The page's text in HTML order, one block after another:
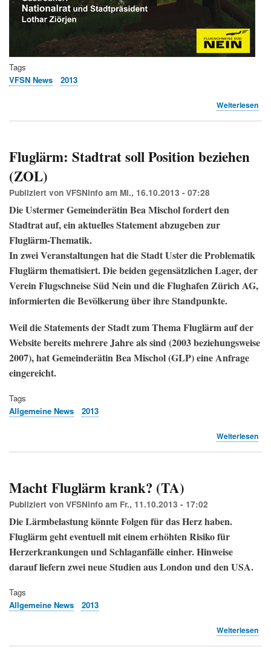
Tags
VFSN News
2013
Weiterlesen
10
Fluglärm: Stadtrat soll Position beziehen
(ZOL)
Publiziert von VFSNinfo am Mi., 16.10.2013 - 07:28
Die Ustermer Gemeinderätin Bea Mischol fordert den
Stadtrat auf, ein aktuelles Statement abzugeben zur
Fluglärm-Thematik.
In zwei Veranstaltungen hat die Stadt Uster die Problematik
Fluglärm thematisiert. Die beiden gegensätzlichen Lager, der
Verein Flugschneise Süd Nein und die Flughafen Zürich AG,
informierten die Bevölkerung über ihre Standpunkte.
Weil die Statements der Stadt zum Thema Fluglärm auf der
Website bereits mehrere Jahre als sind (2003 beziehungsweise
2007), hat Gemeinderätin Bea Mischol (GLP) eine Anfrage
eingereicht.
Tags
Allgemeine News
2013
Weiterlesen
Macht Fluglärm krank? (TA)
Publiziert von VFSNinfo am Fr., 11.10.2013 - 17:02
Die Lärmbelastung könnte Folgen für das Herz haben.
Fluglärm geht eventuell mit einem erhöhten Risiko für
Herzerkrankungen und Schlaganfälle einher. Hinweise
darauf liefern zwei neue Studien aus London und den USA.
Tags
Allgemeine News
2013
Weiterlesen